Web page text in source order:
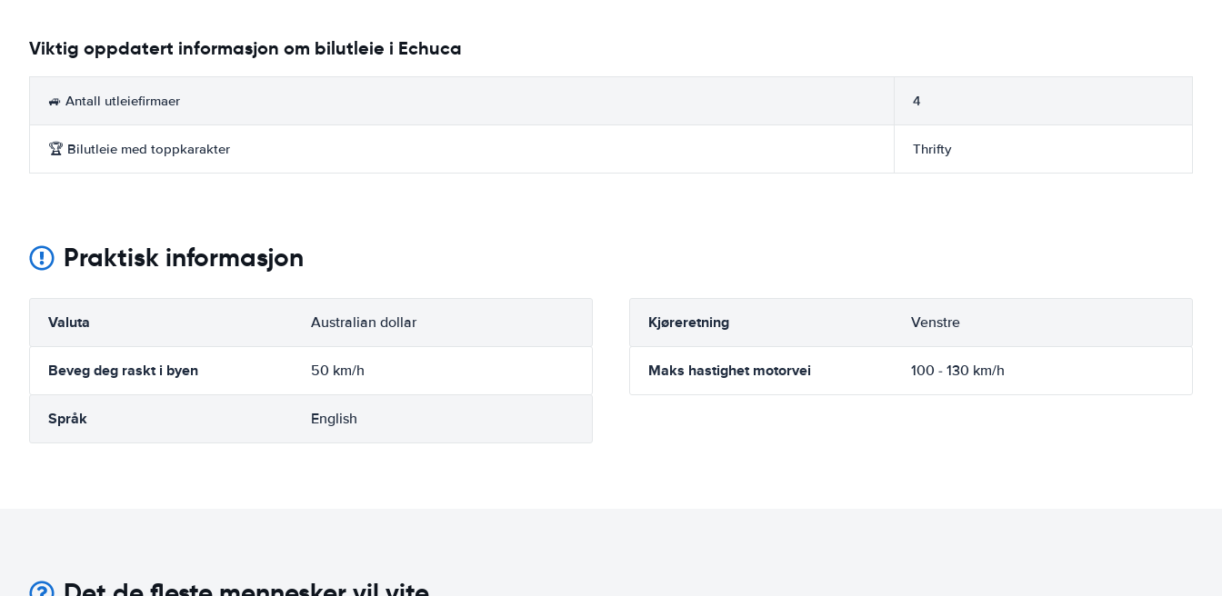
Viktig oppdatert informasjon om bilutleie i Echuca
🚙 Antall utleiefirmaer 4
🏆 Bilutleie med toppkarakter Thrifty
Praktisk informasjon
Valuta Australian dollar Kjøreretning Venstre
Beveg deg raskt i byen 50 km/h Maks hastighet motorvei 100 - 130 km/h
Språk English